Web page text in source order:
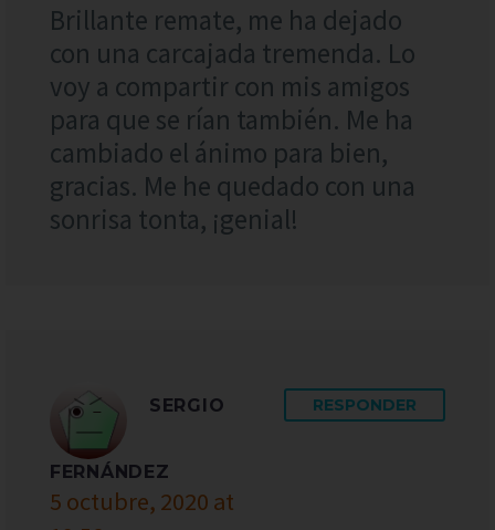
Brillante remate, me ha dejado
con una carcajada tremenda. Lo
voy a compartir con mis amigos
para que se rían también. Me ha
cambiado el ánimo para bien,
gracias. Me he quedado con una
sonrisa tonta, ¡genial!
SERGIO
FERNÁNDEZ
5 octubre, 2020 at
RESPONDER